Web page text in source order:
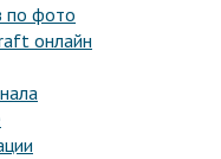
по фото
онлайн